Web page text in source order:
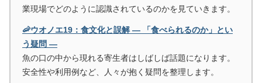
業現場でどのように認識されているのかを見ていきます。
🦐ウオノエ19：食文化と誤解 ― 「食べられるのか」とい
う疑問 ―
魚の口の中から現れる寄生者はしばしば話題になります。
安全性や利用例など、人々が抱く疑問を整理します。